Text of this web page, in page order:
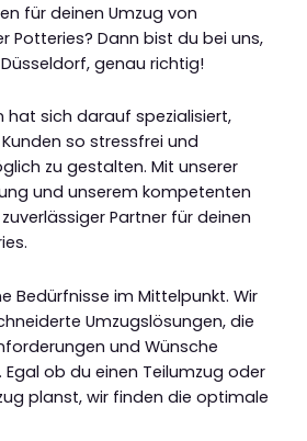
für deinen Umzug von
Potteries? Dann bist du bei uns,
genau richtig!
hat sich darauf spezialisiert,
so stressfrei und
zu gestalten. Mit unserer
und unserem kompetenten
Partner für deinen
Bedürfnisse im Mittelpunkt. Wir
Umzugslösungen, die
und Wünsche
ob du einen Teilumzug oder
planst, wir finden die optimale